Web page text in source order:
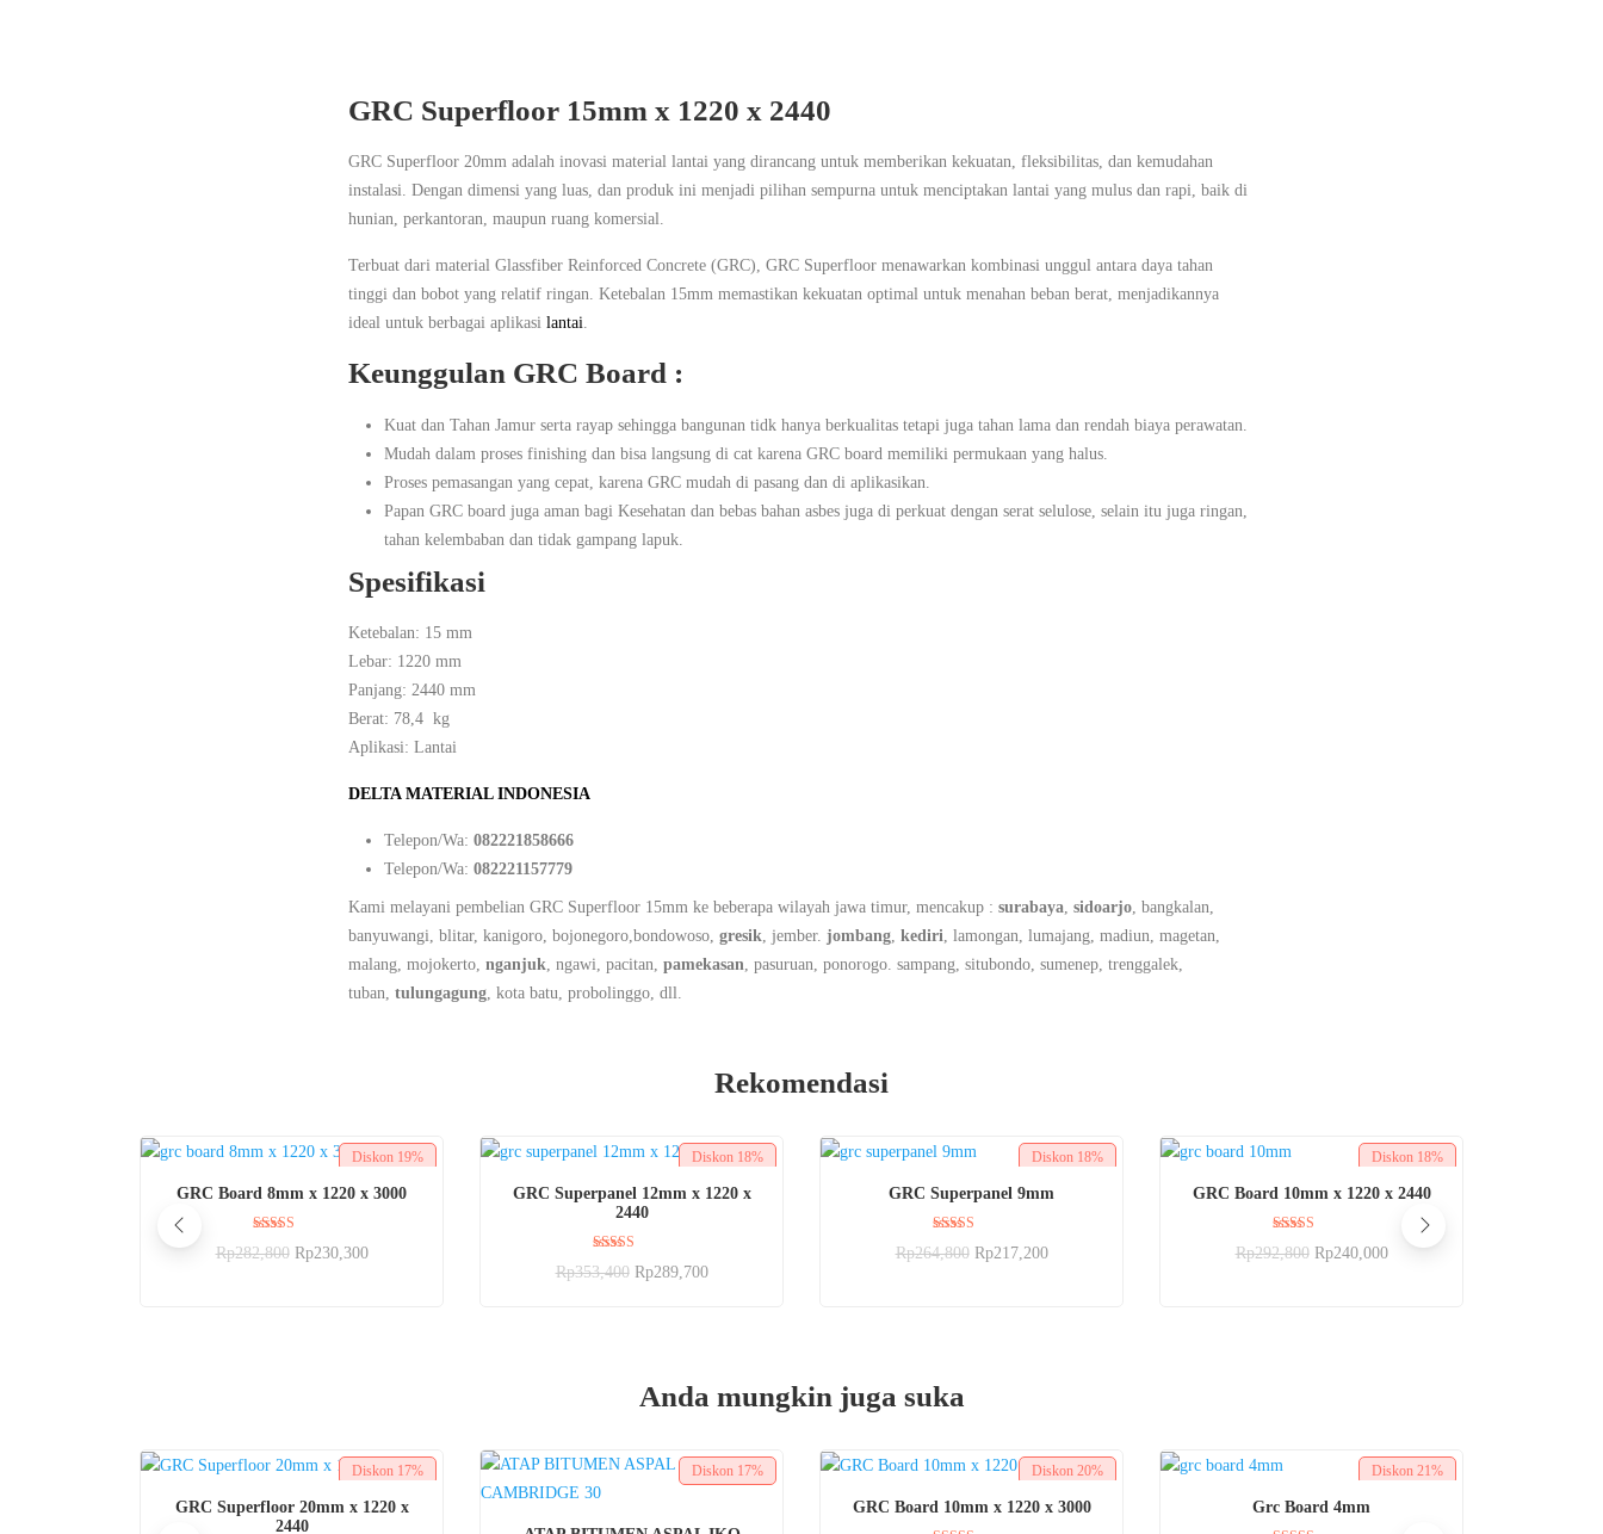
GRC Superfloor 15mm x 1220 x 2440
GRC Superfloor 20mm adalah inovasi material lantai yang dirancang untuk memberikan kekuatan, fleksibilitas, dan kemudahan
instalasi. Dengan dimensi yang luas, dan produk ini menjadi pilihan sempurna untuk menciptakan lantai yang mulus dan rapi, baik di
hunian, perkantoran, maupun ruang komersial.
Terbuat dari material Glassfiber Reinforced Concrete (GRC), GRC Superfloor menawarkan kombinasi unggul antara daya tahan
tinggi dan bobot yang relatif ringan. Ketebalan 15mm memastikan kekuatan optimal untuk menahan beban berat, menjadikannya
ideal untuk berbagai aplikasi lantai.
Keunggulan GRC Board :
Kuat dan Tahan Jamur serta rayap sehingga bangunan tidk hanya berkualitas tetapi juga tahan lama dan rendah biaya perawatan.
Mudah dalam proses finishing dan bisa langsung di cat karena GRC board memiliki permukaan yang halus.
Proses pemasangan yang cepat, karena GRC mudah di pasang dan di aplikasikan.
Papan GRC board juga aman bagi Kesehatan dan bebas bahan asbes juga di perkuat dengan serat selulose, selain itu juga ringan,
tahan kelembaban dan tidak gampang lapuk.
Spesifikasi
Ketebalan: 15 mm
Lebar: 1220 mm
Panjang: 2440 mm
Berat: 78,4 kg
Aplikasi: Lantai
DELTA MATERIAL INDONESIA
Telepon/Wa: 082221858666
Telepon/Wa: 082221157779
Kami melayani pembelian GRC Superfloor 15mm ke beberapa wilayah jawa timur, mencakup : surabaya, sidoarjo, bangkalan,
banyuwangi, blitar, kanigoro, bojonegoro,bondowoso, gresik, jember. jombang, kediri, lamongan, lumajang, madiun, magetan,
malang, mojokerto, nganjuk, ngawi, pacitan, pamekasan, pasuruan, ponorogo. sampang, situbondo, sumenep, trenggalek,
tuban, tulungagung, kota batu, probolinggo, dll.
Rekomendasi
Diskon 19%
BELI SEKARANG
GRC Board 8mm x 1220 x 3000
Dinilai
5.00
Rp282,800 Rp230,300
Diskon 18%
BELI SEKARANG
GRC Superpanel 12mm x 1220 x
2440
Dinilai
5.00
Rp353,400 Rp289,700
Diskon 18%
BELI SEKARANG
GRC Superpanel 9mm
Dinilai
5.00
Rp264,800 Rp217,200
Diskon 18%
BELI SEKARANG
GRC Board 10mm x 1220 x 2440
Dinilai
5.00
Rp292,800 Rp240,000
Anda mungkin juga suka
Diskon 17%
BELI SEKARANG
GRC Superfloor 20mm x 1220 x
2440
Diskon 17%
BELI SEKARANG
Diskon 20%
BELI SEKARANG
GRC Board 10mm x 1220 x 3000
Diskon 21%
BELI SEKARANG
Grc Board 4mm